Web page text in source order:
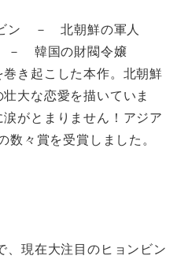
ン － 北朝鮮の軍人
－ 韓国の財閥令嬢
巻き起こした本作。北朝鮮
大な恋愛を描いていま
がとまりません！アジア
数々賞を受賞しました。
、現在大注目のヒョンビン